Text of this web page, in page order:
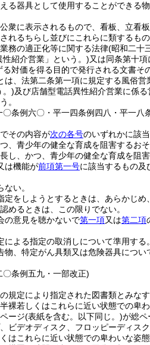
る器具として使用することができる物
に表示されるもので、看板、立看
れるちらし並びにこれらに類するもの
務の適正化等に関する法律(昭和二十
紹介営業」という。)又は同条第十
対価を得る目的で発行される文書そ
は、法第二条第一項に規定する風俗営
。)及び店舗型電話異性紹介営業に係る
。
条例六〇・平一四条例四八・平一
その内容が次の各号のいずれかに該
、青少年の健全な育成を阻害するお
し、かつ、青少年の健全な育成を阻
は機能が前項第一号に該当するもの及
い。
定をしようとするときは、あらかじ
めるときは、この限りでない。
の意見を聴かないで第一項又は第二項
による指定の取消しについて準用する。
、特定がん具類又は危険器具につい
条例五九・一部改正)
の規定により指定された図書類とみなす
裸若しくはこれらに近い状態での
ージ(表紙を含む。以下同じ。)が総ペ
ビデオディスク、フロッピーディス
はこれらに近い状態での卑わいな